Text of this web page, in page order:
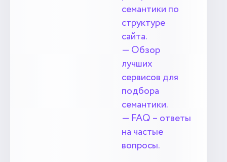
семантики по
структуре
сайта.
— Обзор
лучших
сервисов для
подбора
семантики.
— FAQ – ответы
на частые
вопросы.